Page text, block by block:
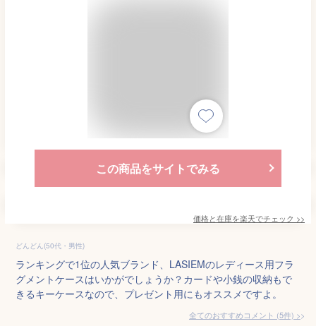
この商品をサイトでみる
価格と在庫を楽天でチェック >>
どんどん(50代・男性)
ランキングで1位の人気ブランド、LASIEMのレディース用フラ
グメントケースはいかがでしょうか？カードや小銭の収納もで
きるキーケースなので、プレゼント用にもオススメですよ。
全てのおすすめコメント (5件) >